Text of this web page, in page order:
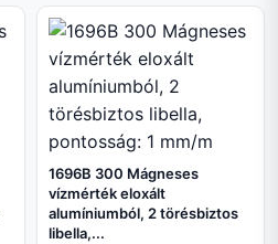
1696B 300 Mágneses
vízmérték eloxált
alumíniumból, 2 törésbiztos
libella,...